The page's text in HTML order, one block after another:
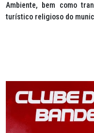
Ambiente, bem como
turístico religioso do